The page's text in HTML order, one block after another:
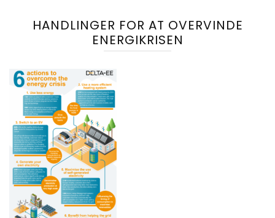
HANDLINGER FOR AT OVERVINDE
ENERGIKRISEN